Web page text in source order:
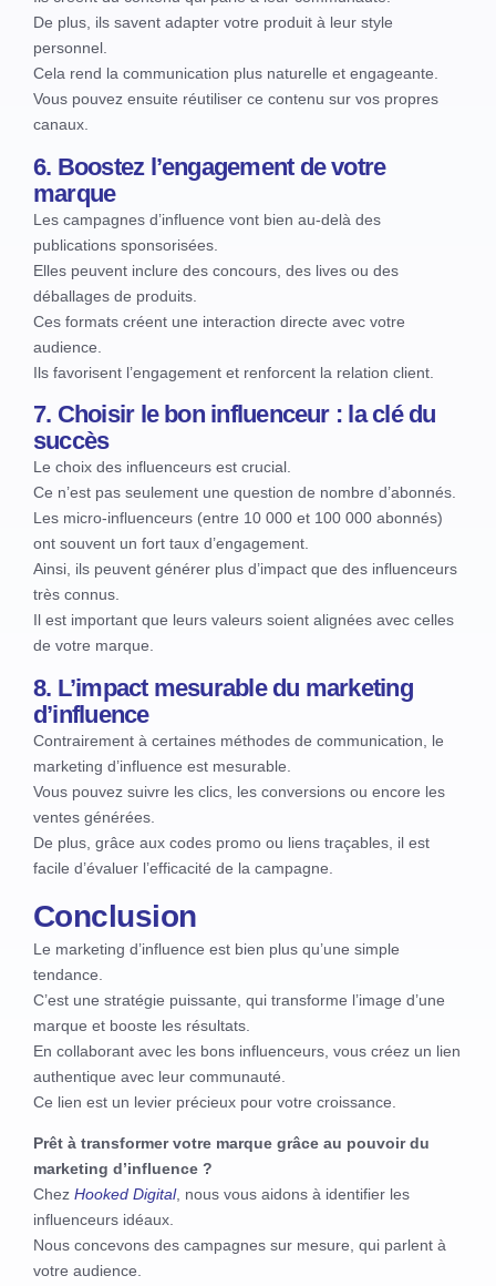
De plus, ils savent adapter votre produit à leur style
personnel.
Cela rend la communication plus naturelle et engageante.
Vous pouvez ensuite réutiliser ce contenu sur vos propres
canaux.
6. Boostez l’engagement de votre
marque
Les campagnes d’influence vont bien au-delà des
publications sponsorisées.
Elles peuvent inclure des concours, des lives ou des
déballages de produits.
Ces formats créent une interaction directe avec votre
audience.
Ils favorisent l’engagement et renforcent la relation client.
7. Choisir le bon influenceur : la clé du
succès
Le choix des influenceurs est crucial.
Ce n’est pas seulement une question de nombre d’abonnés.
Les micro-influenceurs (entre 10 000 et 100 000 abonnés)
ont souvent un fort taux d’engagement.
Ainsi, ils peuvent générer plus d’impact que des influenceurs
très connus.
Il est important que leurs valeurs soient alignées avec celles
de votre marque.
8. L’impact mesurable du marketing
d’influence
Contrairement à certaines méthodes de communication, le
marketing d’influence est mesurable.
Vous pouvez suivre les clics, les conversions ou encore les
ventes générées.
De plus, grâce aux codes promo ou liens traçables, il est
facile d’évaluer l’efficacité de la campagne.
Conclusion
Le marketing d’influence est bien plus qu’une simple
tendance.
C’est une stratégie puissante, qui transforme l’image d’une
marque et booste les résultats.
En collaborant avec les bons influenceurs, vous créez un lien
authentique avec leur communauté.
Ce lien est un levier précieux pour votre croissance.
Prêt à transformer votre marque grâce au pouvoir du
marketing d’influence ?
Chez Hooked Digital, nous vous aidons à identifier les
influenceurs idéaux.
Nous concevons des campagnes sur mesure, qui parlent à
votre audience.